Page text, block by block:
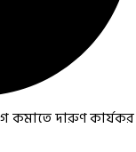
কমাতে দারুণ কার্যকর